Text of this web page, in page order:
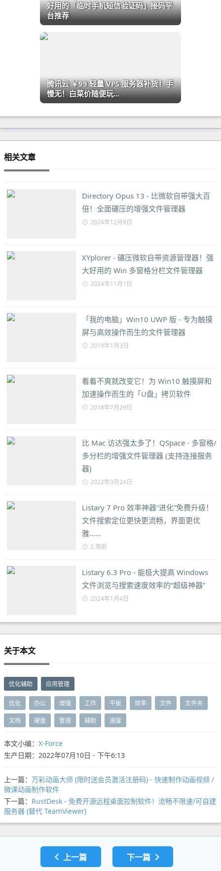
好用的「临时手机短信验证码」接码平
台推荐
腾讯云 ￥99 轻量 VPS 服务器补货！手
慢无！白菜价随便玩...
相关文章
Directory Opus 13 - 比微软自带强大百
倍！全面碾压的增强文件管理器
2024年12月9日
XYplorer - 碾压微软自带资源管理器！强
大好用的 Win 多窗格分栏文件管理器
2024年11月1日
「我的电脑」Win10 UWP 版 - 专为触摸
屏与高效操作而生的文件管理器
2019年1月3日
看着不爽就改变它！为 Win10 触摸屏和
加速操作而生的「U盘」拷贝软件
2018年7月29日
比 Mac 访达强太多了！QSpace - 多窗格/
多分栏的增强文件管理器 (支持连接服务
器)
2022年3月24日
Listary 7 Pro 效率神器“进化”免费升级！
文件搜索定位更快更流畅，界面更优
雅……
2 周前
Listary 6.3 Pro - 能极大提高 Windows
文件浏览与搜索速度效率的“超级神器”
2024年1月4日
关于本文
优化辅助 应用管理
优化 办公 增强 工作 平板 效率 文件 文件夹
文档 硬盘 管理 辅助 速度
本文小编： X-Force
生产日期：2022年07月10日 - 下午6:13
上一篇： 万彩动画大师 (限时送会员激活注册码) - 快速制作动画视频 /
微课动画制作软件
下一篇： RustDesk - 免费开源远程桌面控制软件！流畅不限速/可自建
服务器 (替代 TeamViewer)
上一篇 下一篇